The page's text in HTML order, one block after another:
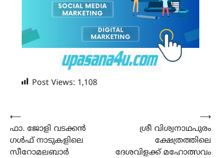
Post Views: 1,108
Post
navigation
⟵
ഫാ. ജോളി വടക്കൻ
ഗൾഫ് നാടുകളിലെ
സീറോമലബാർ
ശ്രീ വിശ്വനാഥപുരം
ക്ഷേത്രത്തിലെ
ദേശവിളക്ക് മഹോത്സവം
⟶